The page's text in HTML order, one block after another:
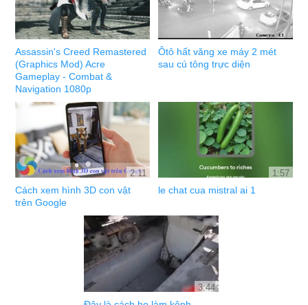
Assassin's Creed Remastered
(Graphics Mod) Acre
Gameplay - Combat &
Navigation 1080p
Ôtô hất văng xe máy 2 mét
sau cú tông trực diện
2:11
Cách xem hình 3D con vật
trên Google
1:57
le chat cua mistral ai 1
3:44